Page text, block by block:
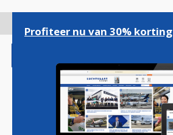
gaan
Profiteer nu van 30% korting